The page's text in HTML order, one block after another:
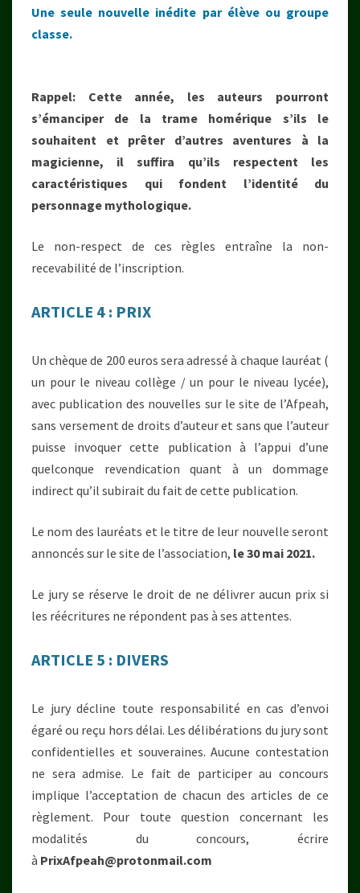
Une seule nouvelle inédite par élève ou groupe
classe.
Rappel: Cette année, les auteurs pourront
s’émanciper de la trame homérique s’ils le
souhaitent et prêter d’autres aventures à la
magicienne, il suffira qu’ils respectent les
caractéristiques qui fondent l’identité du
personnage mythologique.
Le non-respect de ces règles entraîne la non-
recevabilité de l’inscription.
ARTICLE 4 : PRIX
Un chèque de 200 euros sera adressé à chaque lauréat (
un pour le niveau collège / un pour le niveau lycée),
avec publication des nouvelles sur le site de l’Afpeah,
sans versement de droits d’auteur et sans que l’auteur
puisse invoquer cette publication à l’appui d’une
quelconque revendication quant à un dommage
indirect qu’il subirait du fait de cette publication.
Le nom des lauréats et le titre de leur nouvelle seront
annoncés sur le site de l’association, le 30 mai 2021.
Le jury se réserve le droit de ne délivrer aucun prix si
les réécritures ne répondent pas à ses attentes.
ARTICLE 5 : DIVERS
Le jury décline toute responsabilité en cas d’envoi
égaré ou reçu hors délai. Les délibérations du jury sont
confidentielles et souveraines. Aucune contestation
ne sera admise. Le fait de participer au concours
implique l’acceptation de chacun des articles de ce
règlement. Pour toute question concernant les
modalités du concours, écrire
à PrixAfpeah@protonmail.com